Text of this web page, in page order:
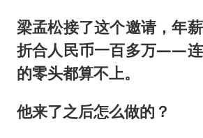
梁孟松接了这个邀请，年
折合人民币一百多万——
的零头都算不上。
他来了之后怎么做的？